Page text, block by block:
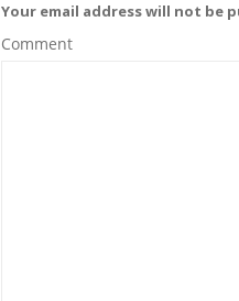
Your email address will not be
Comment